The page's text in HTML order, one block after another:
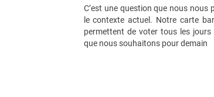
C’est une question que nous nous
le contexte actuel. Notre carte
permettent de voter tous les
que nous souhaitons pour demain